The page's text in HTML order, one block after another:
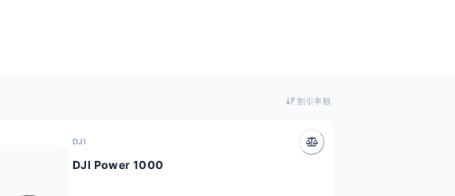
割引率順
DJI
DJI Power 1000